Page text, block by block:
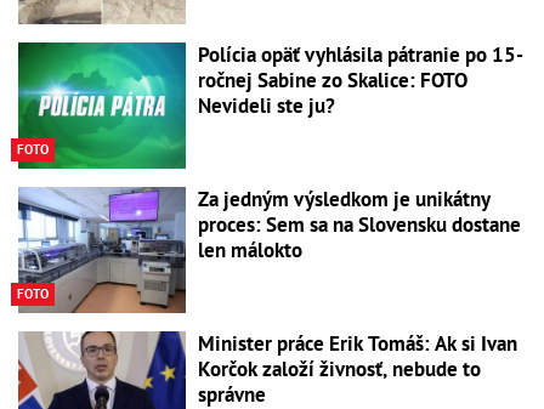
FOTO
Polícia opäť vyhlásila pátranie po 15-
ročnej Sabine zo Skalice: FOTO
Nevideli ste ju?
FOTO
Za jedným výsledkom je unikátny
proces: Sem sa na Slovensku dostane
len málokto
Minister práce Erik Tomáš: Ak si Ivan
Korčok založí živnosť, nebude to
správne